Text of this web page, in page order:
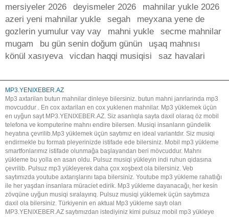
mersiyeler 2026
deyismeler 2026
mahnilar yukle 2026
azeri yeni mahnilar yukle
segah
meyxana yene de
gozlerin yumulur vay vay
mahni yukle
secme mahnilar
mugam
bu gün senin doğum günün
uşaq mahnısı
könül xasıyeva
vicdan haqqi musiqisi saz havalari
MP3.YENIXEBER.AZ
Mp3 axtarilan butun mahnilar dinleye bilersiniz. butun mahni janrlarinda mp3
movcuddur . En cox axtarilan en cox yuklenen mahnilar. Mp3 yüklemek üçün
en uyğun sayt MP3.YENIXEBER.AZ. Siz asanlıqla sayta daxil olaraq öz mobil
telefona ve komputerine mahnı endire bilersen. Musiqi insanların gündelik
heyatına çevrilib.Mp3 yüklemek üçün saytımız en ideal variantdır. Siz musiqi
endirmekle bu formatı pleyerinizde istifade ede bilersiniz. Mobil mp3 yükleme
smartfonlarımız istifade olunmağa başlayandan beri mövcuddur. Mahnı
yükleme bu yolla en asan oldu. Pulsuz musiqi yükleyin indi ruhun qidasına
çevrilib. Pulsuz mp3 yükleyerek daha çox xoşbext ola bilersiniz. Veb
saytımızda youtube axtarışlarını tapa bilersiniz. Youtube mp3 yükleme rahatlığı
ile her yaşdan insanlara müraciet edirik. Mp3 yükleme dayanacağı, her kesin
zövqüne uyğun musiqi sıralayırıq. Pulsuz musiqi yüklemek üçün saytımıza
daxil ola bilersiniz. Türkiyenin en aktual Mp3 yükleme saytı olan
MP3.YENIXEBER.AZ saytımızdan istediyiniz kimi pulsuz mobil mp3 yükleye